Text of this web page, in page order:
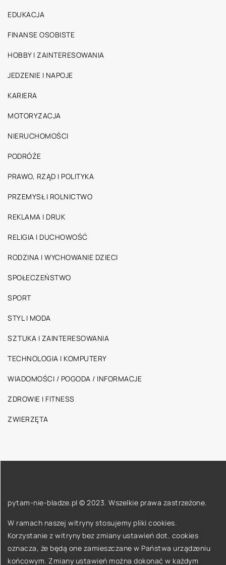
EDUKACJA
FINANSE OSOBISTE
HOBBY I ZAINTERESOWANIA
JEDZENIE I NAPOJE
KARIERA
MOTORYZACJA
NIERUCHOMOŚCI
PODRÓŻE
PRAWO, RZĄD I POLITYKA
PRZEMYSŁ I ROLNICTWO
REKLAMA I DRUK
RELIGIA I DUCHOWOŚĆ
RODZINA I WYCHOWANIE DZIECI
SPOŁECZEŃSTWO
SPORT
STYL I MODA
SZTUKA I ZAINTERESOWANIA
TECHNOLOGIA I KOMPUTERY
WIADOMOŚCI / POGODA / INFORMACJE
ZDROWIE I FITNESS
ZWIERZĘTA
pytam-nie-bladze.pl © 2023. Wszelkie prawa zastrzeżone.
W ramach naszej witryny stosujemy pliki cookies.
Korzystanie z witryny bez zmiany ustawień dot. cookies
oznacza, że będą one zamieszczane w Państwa urządzeniu
końcowym. Zmiany ustawień można dokonać w każdym